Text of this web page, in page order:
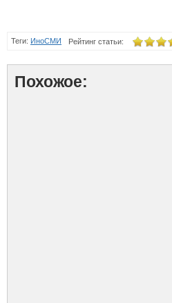
Теги: ИноСМИ Рейтинг статьи:
Похожое: